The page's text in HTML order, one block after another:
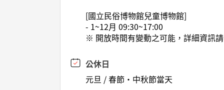
[國立民俗博物館兒童博物館]
- 1~12月 09:30~17:00
※ 開放時間有變動之可能，詳細資訊
公休日
元旦 / 春節·中秋節當天